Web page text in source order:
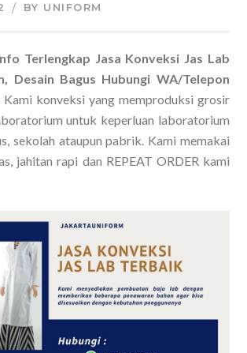
BY UNIFORM
Terlengkap Jasa Konveksi Jas Lab
Desain Bagus Hubungi WA/Telepon
Kami konveksi yang memproduksi grosir
untuk keperluan laboratorium
sekolah ataupun pabrik. Kami memakai
jahitan rapi dan REPEAT ORDER kami